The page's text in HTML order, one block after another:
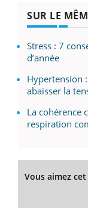
SUR LE
Stress : 7
d’année
Hypertension
abaisser la
La cohérence
respiration
Vous aimez